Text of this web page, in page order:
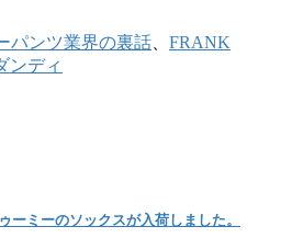
パンツ業界の裏話
FRANK
ンディ
ーミーのソックスが入荷しました。